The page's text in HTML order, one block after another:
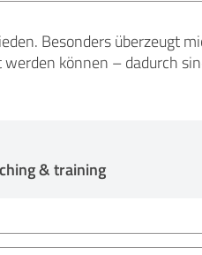
Besonders überzeugt
können – dadurch
& training